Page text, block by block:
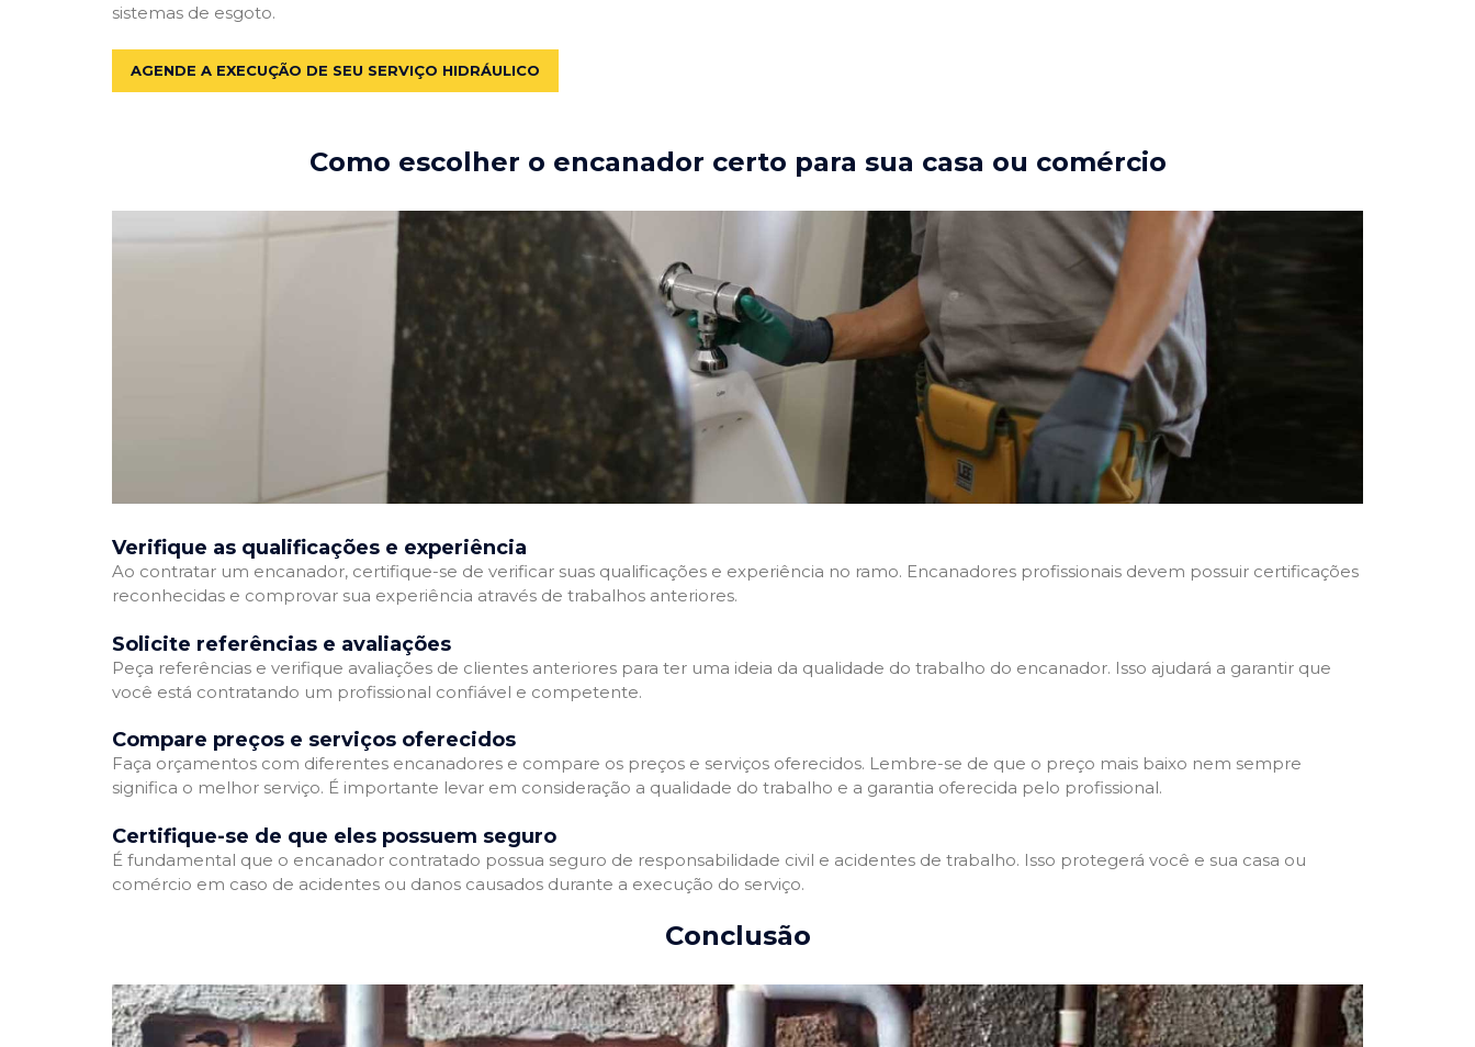
sistemas de esgoto.
AGENDE A EXECUÇÃO DE SEU SERVIÇO HIDRÁULICO
Como escolher o encanador certo para sua casa ou comércio
Verifique as qualificações e experiência
Ao contratar um encanador, certifique-se de verificar suas qualificações e experiência no ramo. Encanadores profissionais devem possuir certificações
reconhecidas e comprovar sua experiência através de trabalhos anteriores.
Solicite referências e avaliações
Peça referências e verifique avaliações de clientes anteriores para ter uma ideia da qualidade do trabalho do encanador. Isso ajudará a garantir que
você está contratando um profissional confiável e competente.
Compare preços e serviços oferecidos
Faça orçamentos com diferentes encanadores e compare os preços e serviços oferecidos. Lembre-se de que o preço mais baixo nem sempre
significa o melhor serviço. É importante levar em consideração a qualidade do trabalho e a garantia oferecida pelo profissional.
Certifique-se de que eles possuem seguro
É fundamental que o encanador contratado possua seguro de responsabilidade civil e acidentes de trabalho. Isso protegerá você e sua casa ou
comércio em caso de acidentes ou danos causados durante a execução do serviço.
Conclusão